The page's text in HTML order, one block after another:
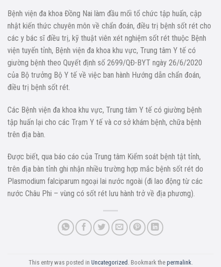
Bệnh viện đa khoa Đồng Nai làm đầu mối tổ chức tập huấn, cập
nhật kiến thức chuyên môn về chẩn đoán, điều trị bệnh sốt rét cho
các y bác sĩ điều trị, kỹ thuật viên xét nghiệm sốt rét thuộc Bệnh
viện tuyến tỉnh, Bệnh viện đa khoa khu vực, Trung tâm Y tế có
giường bệnh theo Quyết định số 2699/QĐ-BYT ngày 26/6/2020
của Bộ trưởng Bộ Y tế về việc ban hành Hướng dẫn chẩn đoán,
điều trị bệnh sốt rét.
Các Bệnh viện đa khoa khu vực, Trung tâm Y tế có giường bệnh
tập huấn lại cho các Trạm Y tế và cơ sở khám bệnh, chữa bệnh
trên địa bàn.
Được biết, qua báo cáo của Trung tâm Kiểm soát bệnh tật tỉnh,
trên địa bàn tỉnh ghi nhận nhiều trường hợp mắc bệnh sốt rét do
Plasmodium falciparum ngoại lai nước ngoài (đi lao động từ các
nước Châu Phi – vùng có sốt rét lưu hành trở về địa phương).
This entry was posted in Uncategorized . Bookmark the permalink